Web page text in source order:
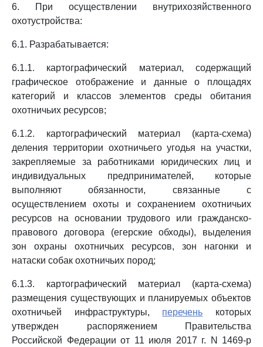
6. При осуществлении внутрихозяйственного
охотустройства:
6.1. Разрабатывается:
6.1.1. картографический материал, содержащий
графическое отображение и данные о площадях
категорий и классов элементов среды обитания
охотничьих ресурсов;
6.1.2. картографический материал (карта-схема)
деления территории охотничьего угодья на участки,
закрепляемые за работниками юридических лиц и
индивидуальных предпринимателей, которые
выполняют обязанности, связанные с
осуществлением охоты и сохранением охотничьих
ресурсов на основании трудового или гражданско-
правового договора (егерские обходы), выделения
зон охраны охотничьих ресурсов, зон нагонки и
натаски собак охотничьих пород;
6.1.3. картографический материал (карта-схема)
размещения существующих и планируемых объектов
охотничьей инфраструктуры, перечень которых
утвержден распоряжением Правительства
Российской Федерации от 11 июля 2017 г. N 1469-р